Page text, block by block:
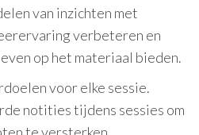
van inzichten met
verbeteren en
op het materiaal bieden.
voor elke sessie.
notities tijdens sessies om